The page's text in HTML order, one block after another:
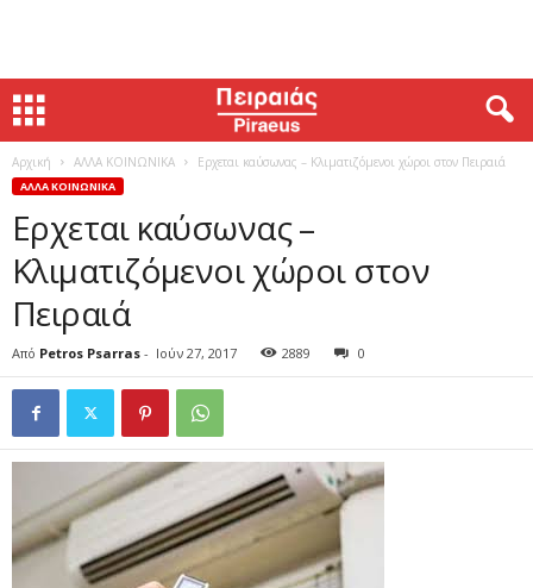
Αρχική ΑΛΛΑ ΚΟΙΝΩΝΙΚΑ Ερχεται καύσωνας – Κλιματιζόμενοι χώροι στον Πειραιά
ΑΛΛΑ ΚΟΙΝΩΝΙΚΑ
Ερχεται καύσωνας –
Κλιματιζόμενοι χώροι στον
Πειραιά
Από Petros Psarras - Ιούν 27, 2017 2889 0